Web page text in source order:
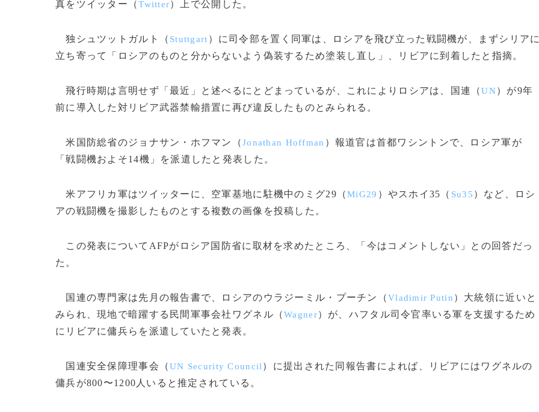
真をツイッター（Twitter）上で公開した。
独シュツットガルト（ Stuttgart ）に司令部を置く同軍は、ロシアを飛び立った戦闘機が、まずシリア
立ち寄って「ロシアのものと分からないよう偽装するため塗装し直し」、リビアに到着したと指摘。
飛行時期は言明せず「最近」と述べるにとどまっているが、これによりロシアは、国連（UN）が9年
前に導入した対リビア武器禁輸措置に再び違反したものとみられる。
米国防総省のジョナサン・ホフマン（Jonathan Hoffman ）報道官は首都ワシントンで、ロシア軍が
「戦闘機およそ14機」を派遣したと発表した。
米アフリカ軍はツイッターに、空軍基地に駐機中のミグ29（MiG29 ）やスホイ35（ Su35 ）など、ロシ
アの戦闘機を撮影したものとする複数の画像を投稿した。
この発表についてAFPがロシア国防省に取材を求めたところ、「今はコメントしない」との回答だっ
た。
国連の専門家は先月の報告書で、ロシアのウラジーミル・プーチン（Vladimir Putin ）大統領に近いと
みられ、現地で暗躍する民間軍事会社ワグネル（Wagner）が、ハフタル司令官率いる軍を支援するため
にリビアに傭兵らを派遣していたと発表。
国連安全保障理事会（UN Security Council ）に提出された同報告書によれば、リビアにはワグネルの
傭兵が800〜1200人いると推定されている。